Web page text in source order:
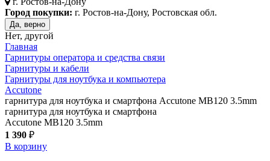
Город покупки: г. Ростов-на-Дону, Ростовская обл.
Да, верно
Нет, другой
Главная
Гарнитуры оператора и средства связи
Гарнитуры и кабели
Гарнитуры для ноутбука и компьютера
Accutone
гарнитура для ноутбука и смартфона Accutone MB120 3.5mm
гарнитура для ноутбука и смартфона
Accutone MB120 3.5mm
1 390 ₽
В корзину